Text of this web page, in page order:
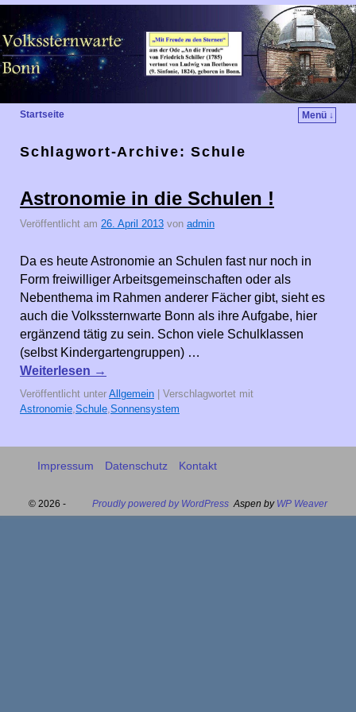
Startseite Menü ↓
Schlagwort-Archive:Schule
Astronomie in die Schulen !
Veröffentlicht am 26. April 2013 von admin
Da es heute Astronomie an Schulen fast nur noch in
Form freiwilliger Arbeitsgemeinschaften oder als
Nebenthema im Rahmen anderer Fächer gibt, sieht es
auch die Volkssternwarte Bonn als ihre Aufgabe, hier
ergänzend tätig zu sein. Schon viele Schulklassen
(selbst Kindergartengruppen) …
Weiterlesen →
Veröffentlicht unter Allgemein
Verschlagwortet mit
Astronomie,Schule,Sonnensystem
Impressum Datenschutz Kontakt
© 2026 - Proudly powered by WordPress Aspen by WP Weaver